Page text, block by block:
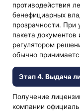
противодействия
бенефициарных
прозрачности. При
пакета
регулятором
обычно
Этап 4. Выдача
Получение
компании